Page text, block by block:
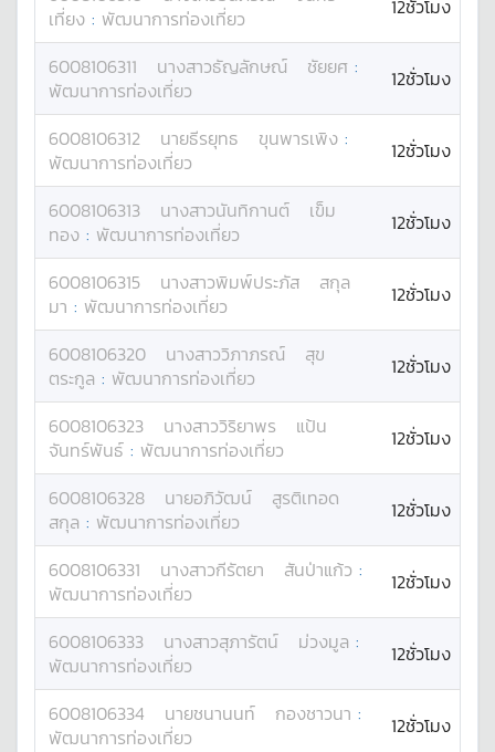
เที่ยง : พัฒนาการท่องเที่ยว 12ชั่วโมง
6008106311 นางสาวธัญลักษณ์ ชัยยศ :
พัฒนาการท่องเที่ยว
12ชั่วโมง
6008106312 นายธีรยุทธ ขุนพารเพิง :
พัฒนาการท่องเที่ยว
12ชั่วโมง
6008106313 นางสาวนันทิกานต์
เข็ม
ทอง : พัฒนาการท่องเที่ยว 12ชั่วโมง
6008106315 นางสาวพิมพ์ประภัส
สกุล
มา : พัฒนาการท่องเที่ยว 12ชั่วโมง
6008106320 นางสาววิภาภรณ์
สุข
ตระกูล : พัฒนาการท่องเที่ยว 12ชั่วโมง
6008106323 นางสาววิริยาพร
แป้น
จันทร์พันธ์ : พัฒนาการท่องเที่ยว 12ชั่วโมง
6008106328 นายอภิวัฒน์
สูรติเทอด
สกุล : พัฒนาการท่องเที่ยว 12ชั่วโมง
6008106331 นางสาวกีรัตยา สันป่าแก้ว :
พัฒนาการท่องเที่ยว
12ชั่วโมง
6008106333 นางสาวสุภารัตน์ ม่วงมูล :
พัฒนาการท่องเที่ยว
12ชั่วโมง
6008106334 นายชนานนท์ กองชาวนา :
พัฒนาการท่องเที่ยว
12ชั่วโมง